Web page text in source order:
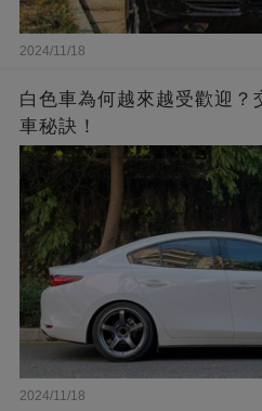
2024/11/18
白色車為何越來越受歡迎？
車秘訣！
2024/11/18